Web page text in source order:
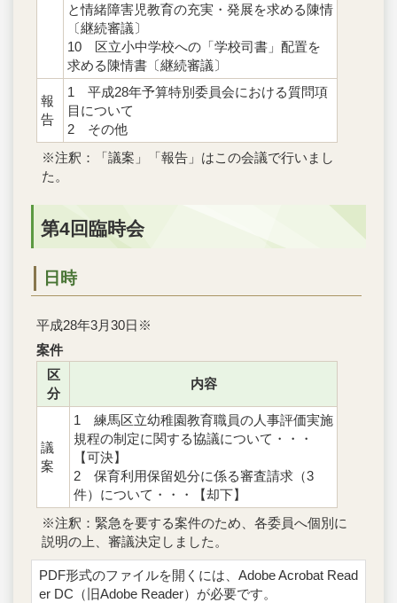
と情緒障害児教育の充実・発展を求める陳情
〔継続審議〕
10 区立小中学校への「学校司書」配置を
求める陳情書〔継続審議〕
報
告
1 平成28年予算特別委員会における質問項
目について
2 その他
※注釈：「議案」「報告」はこの会議で行いまし
た。
第4回臨時会
日時
平成28年3月30日※
案件
区
分
内容
議
案
1 練馬区立幼稚園教育職員の人事評価実施
規程の制定に関する協議について・・・
【可決】
2 保育利用保留処分に係る審査請求（3
件）について・・・【却下】
※注釈：緊急を要する案件のため、各委員へ個別に
説明の上、審議決定しました。
PDF形式のファイルを開くには、Adobe Acrobat Read
er DC（旧Adobe Reader）が必要です。